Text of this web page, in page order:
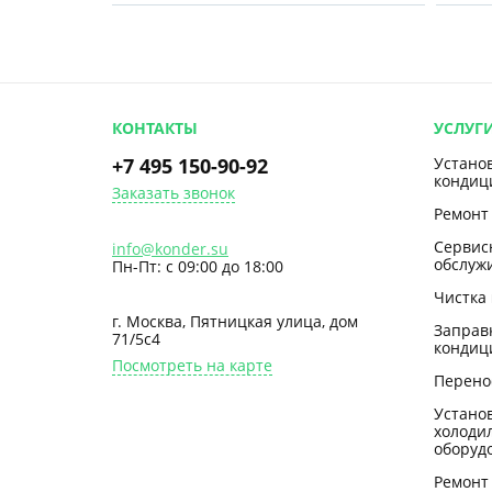
КОНТАКТЫ
+7 495 150-90-92
Заказать звонок
info@konder.su
Пн-Пт: с 09:00 до 18:00
г. Москва, Пятницкая улица, дом
71/5с4
Посмотреть на карте
Ремонт